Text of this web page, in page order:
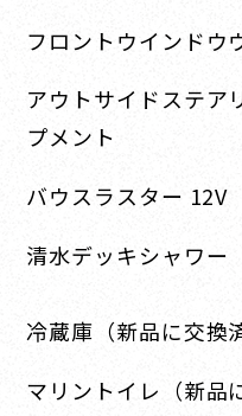
フロントウインドウ
アウトサイドステア
プメント
バウスラスター
清水デッキシャワ
冷蔵庫（新品に交換
マリントイレ（新品